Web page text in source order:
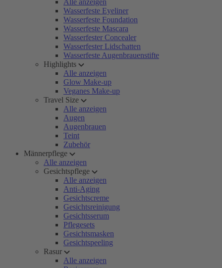
Alle anzeigen
Wasserfeste Eyeliner
Wasserfeste Foundation
Wasserfeste Mascara
Wasserfester Concealer
Wasserfester Lidschatten
Wasserfeste Augenbrauenstifte
Highlights
Alle anzeigen
Glow Make-up
Veganes Make-up
Travel Size
Alle anzeigen
Augen
Augenbrauen
Teint
Zubehör
Männerpflege
Alle anzeigen
Gesichtspflege
Alle anzeigen
Anti-Aging
Gesichtscreme
Gesichtsreinigung
Gesichtsserum
Pflegesets
Gesichtsmasken
Gesichtspeeling
Rasur
Alle anzeigen